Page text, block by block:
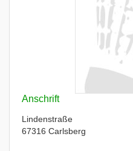
Anschrift
Lindenstraße
67316 Carlsberg